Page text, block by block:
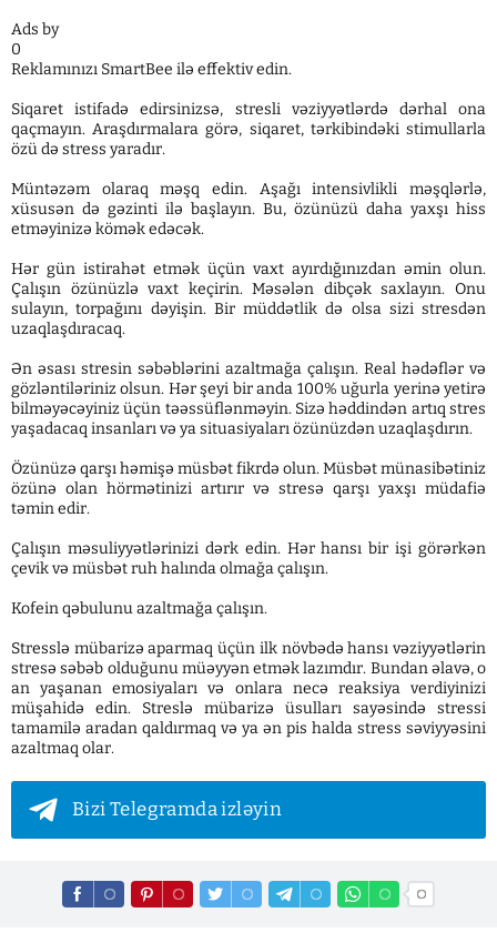
Ads by
0
Reklamınızı SmartBee ilə effektiv edin.
Siqaret istifadə edirsinizsə, stresli vəziyyətlərdə dərhal ona
qaçmayın. Araşdırmalara görə, siqaret, tərkibindəki stimullarla
özü də stress yaradır.
Müntəzəm olaraq məşq edin. Aşağı intensivlikli məşqlərlə,
xüsusən də gəzinti ilə başlayın. Bu, özünüzü daha yaxşı hiss
etməyinizə kömək edəcək.
Hər gün istirahət etmək üçün vaxt ayırdığınızdan əmin olun.
Çalışın özünüzlə vaxt keçirin. Məsələn dibçək saxlayın. Onu
sulayın, torpağını dəyişin. Bir müddətlik də olsa sizi stresdən
uzaqlaşdıracaq.
Ən əsası stresin səbəblərini azaltmağa çalışın. Real hədəflər və
gözləntiləriniz olsun. Hər şeyi bir anda 100% uğurla yerinə yetirə
bilməyəcəyiniz üçün təəssüflənməyin. Sizə həddindən artıq stres
yaşadacaq insanları və ya situasiyaları özünüzdən uzaqlaşdırın.
Özünüzə qarşı həmişə müsbət fikrdə olun. Müsbət münasibətiniz
özünə olan hörmətinizi artırır və stresə qarşı yaxşı müdafiə
təmin edir.
Çalışın məsuliyyətlərinizi dərk edin. Hər hansı bir işi görərkən
çevik və müsbət ruh halında olmağa çalışın.
Kofein qəbulunu azaltmağa çalışın.
Stresslə mübarizə aparmaq üçün ilk növbədə hansı vəziyyətlərin
stresə səbəb olduğunu müəyyən etmək lazımdır. Bundan əlavə, o
an yaşanan emosiyaları və onlara necə reaksiya verdiyinizi
müşahidə edin. Streslə mübarizə üsulları sayəsində stressi
tamamilə aradan qaldırmaq və ya ən pis halda stress səviyyəsini
azaltmaq olar.
Bizi Telegramda izləyin